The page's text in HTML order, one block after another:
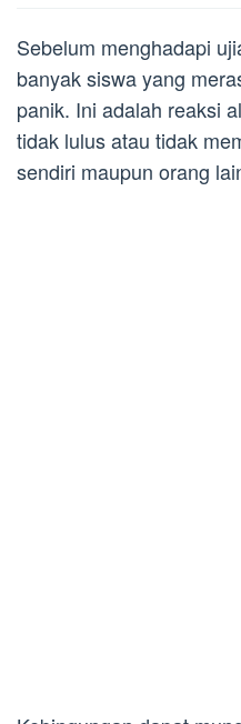
Sebelum menghadapi
banyak siswa yang
panik. Ini adalah reaksi
tidak lulus atau tidak
sendiri maupun orang